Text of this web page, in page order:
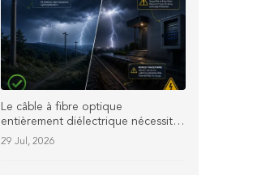
Le câble à fibre optique
entièrement diélectrique nécessite-
t-il une protection contre la
29 Jul, 2026